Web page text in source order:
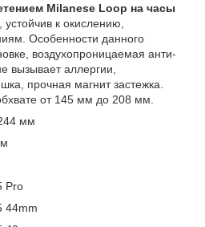
Milanese Loop на часы
, устойчив к окислению,
Особенности данного
воздухопроницаемая анти-
вызывает аллергии,
прочная магнит застежка.
от 145 мм до 208 мм.
мм
Pro
44mm